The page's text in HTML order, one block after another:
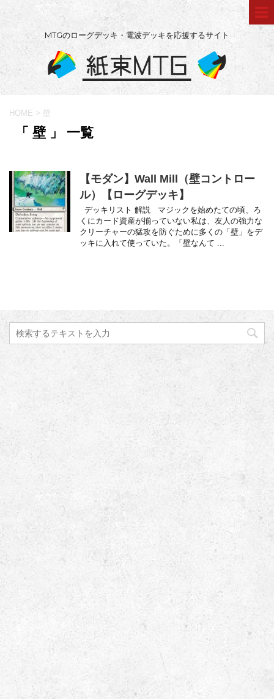
MTGのローグデッキ・電波デッキを応援するサイト
HOME > 壁
「 壁 」 一覧
【モダン】Wall Mill（壁コントロー
ル）【ローグデッキ】
デッキリスト 解説 マジックを始めたての頃、ろ
くにカード資産が揃っていない私は、友人の強力な
クリーチャーの猛攻を防ぐために多くの「壁」をデ
ッキに入れて使っていた。「壁なんて ...